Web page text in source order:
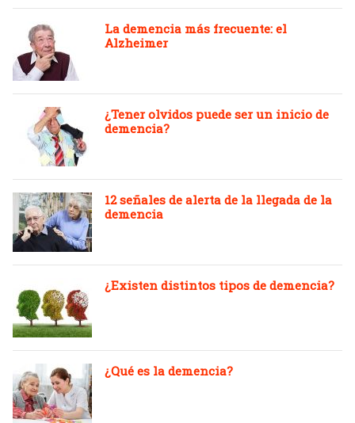
La demencia más frecuente: el
Alzheimer
¿Tener olvidos puede ser un inicio de
demencia?
12 señales de alerta de la llegada de la
demencia
¿Existen distintos tipos de demencia?
¿Qué es la demencia?